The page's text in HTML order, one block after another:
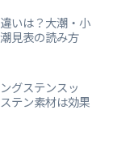
いは？大潮・小
見表の読み方
グステンスッ
テン素材は効果